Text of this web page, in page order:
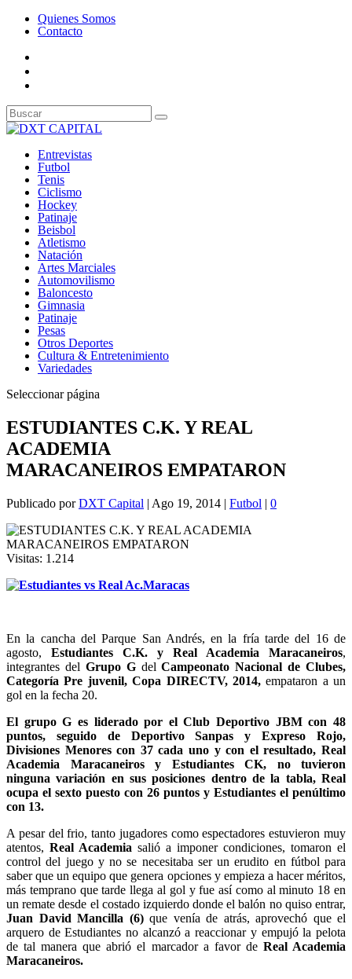
Quienes Somos
Contacto
Entrevistas
Futbol
Tenis
Ciclismo
Hockey
Patinaje
Beisbol
Atletismo
Natación
Artes Marciales
Automovilismo
Baloncesto
Gimnasia
Patinaje
Pesas
Otros Deportes
Cultura & Entretenimiento
Variedades
Seleccionar página
ESTUDIANTES C.K. Y REAL
ACADEMIA
MARACANEIROS EMPATARON
Publicado porDXT Capital | Ago 19, 2014 | Futbol | 0
Visitas: 1.214
En la cancha del Parque San Andrés, en la fría tarde del 16 de
agosto, Estudiantes C.K. y Real Academia Maracaneiros,
integrantes del Grupo GdelCampeonato Nacional de Clubes,
Categoría Pre juvenil, Copa DIRECTV, 2014,empataron a un
gol en la fecha 20.
El grupo G es liderado por el Club Deportivo JBM con 48
puntos, seguido de Deportivo Sanpas y Expreso Rojo,
Divisiones Menores con 37 cada uno y con el resultado, Real
Academia Maracaneiros y Estudiantes CK, no tuvieron
ninguna variación en sus posiciones dentro de la tabla, Real
ocupa el sexto puesto con 26 puntos y Estudiantes el penúltimo
con 13.
A pesar del frio, tanto jugadores como espectadores estuvieron muy
atentos, Real Academia salió a imponer condiciones, tomaron el
control del juego y no se necesitaba ser un erudito en fútbol para
saber que un equipo que genera opciones y empieza a hacer méritos,
más temprano que tarde llega al gol y fue así como al minuto 18 en
un remate desde el costado izquierdo donde el balón no quiso entrar,
Juan David Mancilla (6) que venía de atrás, aprovechó que el
arquero de Estudiantes no alcanzó a reaccionar y empujó la pelota
de tal manera que abrió el marcador a favor de Real Academia
Maracaneiros.